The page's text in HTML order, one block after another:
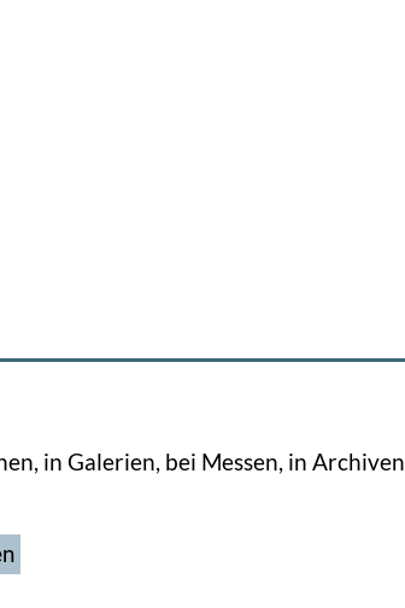
in Galerien, bei Messen, in Archiven